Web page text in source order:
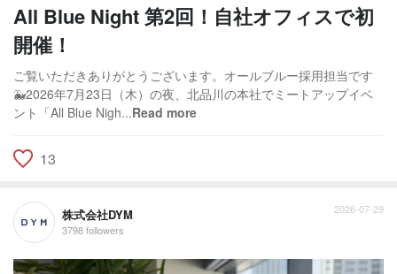
All Blue Night 第2回！自社オフィスで初
開催！
ご覧いただきありがとうございます。オールブルー採用担当です
🐳2026年7月23日（木）の夜、北品川の本社でミートアップイベ
ント「All Blue Nigh...Read more
13
株式会社DYM
3798 followers
2026-07-29